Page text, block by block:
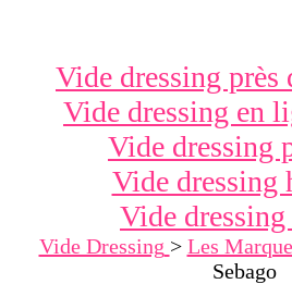
Vide dressing près
Vide dressing en
Vide dressing
Vide dressing
Vide
Vide Dressing > Les
Sebago